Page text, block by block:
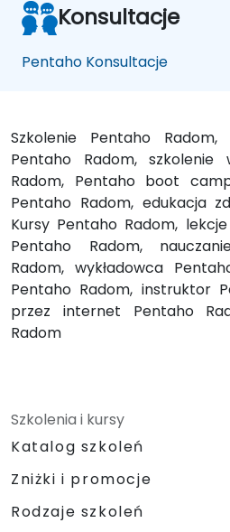
Konsultacje
Pentaho Konsultacje
Szkolenie Pentaho Radom,
Pentaho Radom, szkolenie
Radom, Pentaho boot
Pentaho Radom, edukacja
Kursy Pentaho Radom,
Pentaho Radom,
Radom, wykładowca
Pentaho Radom, instruktor
przez internet Pentaho
Radom
Szkolenia i kursy
Katalog szkoleń
Zniżki i promocje
Rodzaje szkoleń